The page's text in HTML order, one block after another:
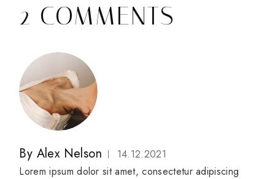
2 COMMENTS
By Alex Nelson
14.12.2021
Lorem ipsum dolor sit amet, consectetur adipiscing